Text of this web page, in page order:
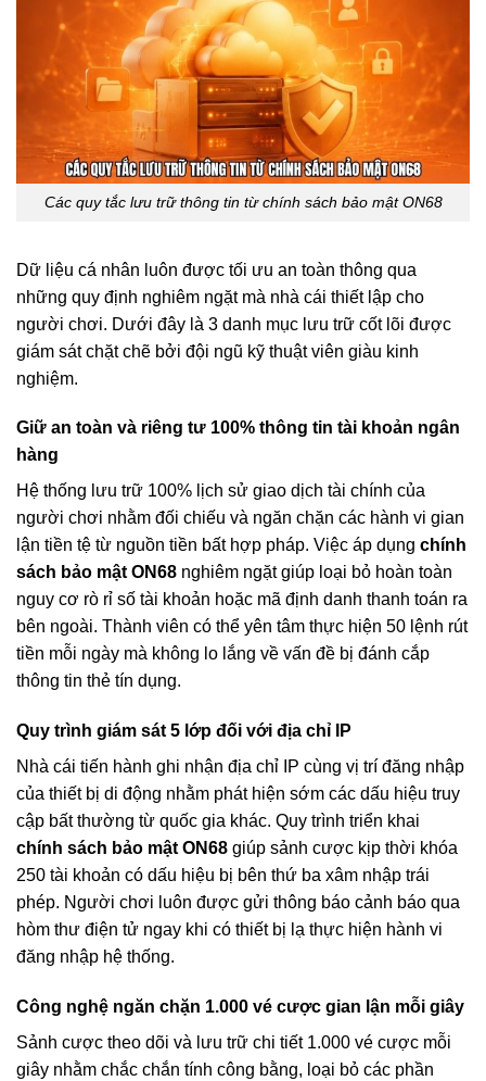
Các quy tắc lưu trữ thông tin từ chính sách bảo mật ON68
Dữ liệu cá nhân luôn được tối ưu an toàn thông qua
những quy định nghiêm ngặt mà nhà cái thiết lập cho
người chơi. Dưới đây là 3 danh mục lưu trữ cốt lõi được
giám sát chặt chẽ bởi đội ngũ kỹ thuật viên giàu kinh
nghiệm.
Giữ an toàn và riêng tư 100% thông tin tài khoản ngân
hàng
Hệ thống lưu trữ 100% lịch sử giao dịch tài chính của
người chơi nhằm đối chiếu và ngăn chặn các hành vi gian
lận tiền tệ từ nguồn tiền bất hợp pháp. Việc áp dụng chính
sách bảo mật ON68 nghiêm ngặt giúp loại bỏ hoàn toàn
nguy cơ rò rỉ số tài khoản hoặc mã định danh thanh toán ra
bên ngoài. Thành viên có thể yên tâm thực hiện 50 lệnh rút
tiền mỗi ngày mà không lo lắng về vấn đề bị đánh cắp
thông tin thẻ tín dụng.
Quy trình giám sát 5 lớp đối với địa chỉ IP
Nhà cái tiến hành ghi nhận địa chỉ IP cùng vị trí đăng nhập
của thiết bị di động nhằm phát hiện sớm các dấu hiệu truy
cập bất thường từ quốc gia khác. Quy trình triển khai
chính sách bảo mật ON68 giúp sảnh cược kịp thời khóa
250 tài khoản có dấu hiệu bị bên thứ ba xâm nhập trái
phép. Người chơi luôn được gửi thông báo cảnh báo qua
hòm thư điện tử ngay khi có thiết bị lạ thực hiện hành vi
đăng nhập hệ thống.
Công nghệ ngăn chặn 1.000 vé cược gian lận mỗi giây
Sảnh cược theo dõi và lưu trữ chi tiết 1.000 vé cược mỗi
giây nhằm chắc chắn tính công bằng, loại bỏ các phần